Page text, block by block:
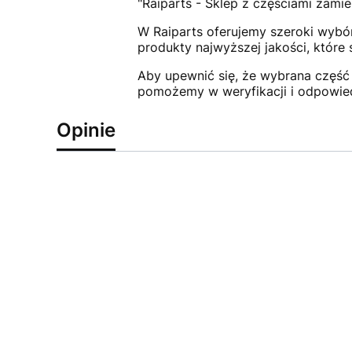
"Raiparts - Sklep z częściami
W Raiparts oferujemy szeroki
produkty najwyższej jakości, które
Aby upewnić się, że wybrana
pomożemy w weryfikacji i
Opinie